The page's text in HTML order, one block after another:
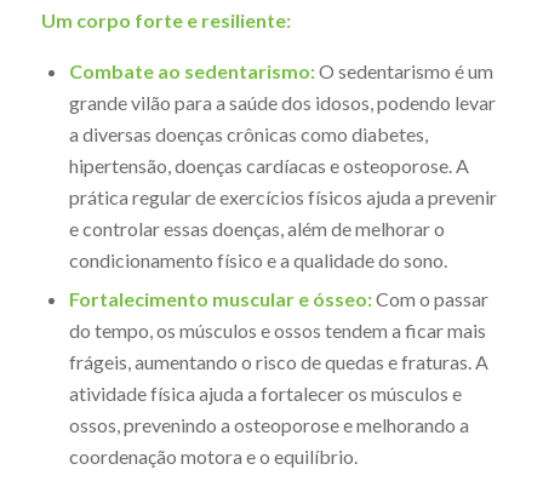
Um corpo forte e resiliente:
Combate ao sedentarismo:O sedentarismo é um
grande vilão para a saúde dos idosos, podendo levar
a diversas doenças crônicas como diabetes,
hipertensão, doenças cardíacas e osteoporose. A
prática regular de exercícios físicos ajuda a prevenir
e controlar essas doenças, além de melhorar o
condicionamento físico e a qualidade do sono.
Fortalecimento muscular e ósseo:Com o passar
do tempo, os músculos e ossos tendem a ficar mais
frágeis, aumentando o risco de quedas e fraturas. A
atividade física ajuda a fortalecer os músculos e
ossos, prevenindo a osteoporose e melhorando a
coordenação motora e o equilíbrio.